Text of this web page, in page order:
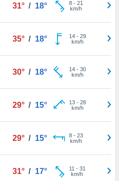
31° / 18° 8- 21
km/h
35° / 18° 14- 29
km/h
30° / 18° 14- 30
km/h
29° / 15° 13- 28
km/h
29° / 15° 8- 23
km/h
31° / 17° 11 - 31
km/h